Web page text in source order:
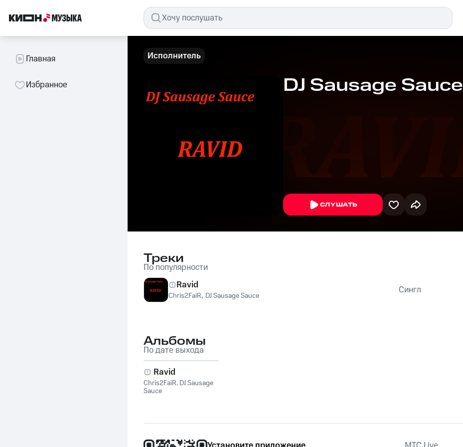
Главная
Избранное
Исполнитель
DJ Sausage Sauce
СЛУШАТЬ
Треки
По популярности
Ravid
Chris2FaiR, DJ Sausage Sauce Сингл
Альбомы
По дате выхода
Ravid
Chris2FaiR, DJ Sausage
Sauce